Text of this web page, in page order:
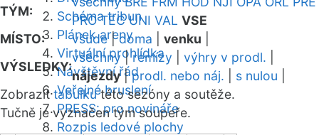
Schéma tribun
Plánek areny
Virtuální prohlídka
Návštěvní řád
Veřejné bruslení
PRESS: pro novináře
Rozpis ledové plochy
TÝM:
PRO TEC UNI VAL VSE
MÍSTO:
všude|doma venku
VÝSLEDKY:
všechny|remízy výhry v prodl.
nájezdy|prodl. nebo náj. s nulou
Zobrazittabulkutéto sezóny a soutěže.
Tučně je vyznačen tým soupeře.